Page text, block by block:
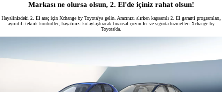
Markası ne olursa olsun, 2. El'de içiniz rahat olsun!
Hayalinizdeki 2. El araç için Xchange by Toyota'ya gelin. Aracınızı alırken kapsamlı 2. El garanti programları,
ayrıntılı teknik kontroller, hayatınızı kolaylaştıracak finansal çözümler ve sigorta hizmetleri Xchange by
Toyota'da.